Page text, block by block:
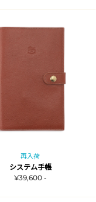
再入荷
システム手帳
¥39,600 -